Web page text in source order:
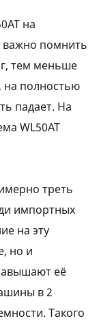
на
важно помнить
тем меньше
на полностью
падает. На
WL50АТ
треть
импортных
на эту
но и
её
в 2
Такого